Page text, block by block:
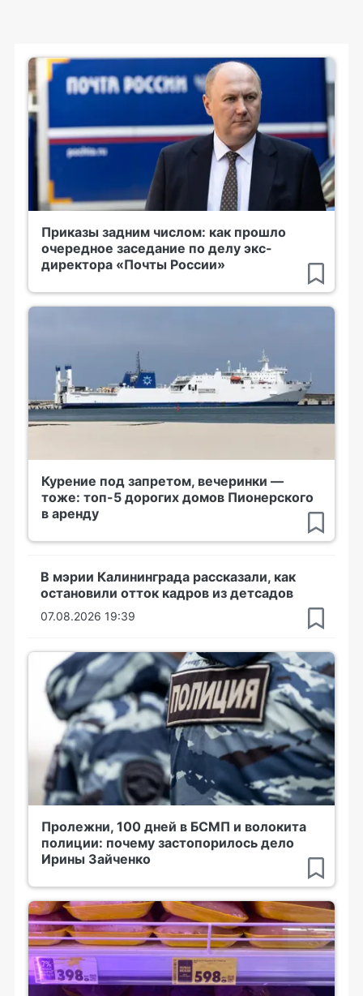
Приказы задним числом: как прошло
очередное заседание по делу экс-
директора «Почты России»
Курение под запретом, вечеринки —
тоже: топ-5 дорогих домов Пионерского
в аренду
В мэрии Калининграда рассказали, как
остановили отток кадров из детсадов
07.08.2026 19:39
Пролежни, 100 дней в БСМП и волокита
полиции: почему застопорилось дело
Ирины Зайченко